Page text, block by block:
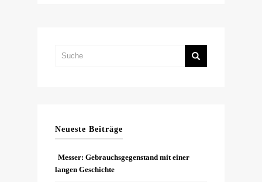
Neueste Beiträge
Messer: Gebrauchsgegenstand mit einer
langen Geschichte